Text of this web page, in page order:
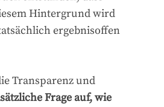
Hintergrund wird
ergebnisoffen
Transparenz und
Frage auf, wie